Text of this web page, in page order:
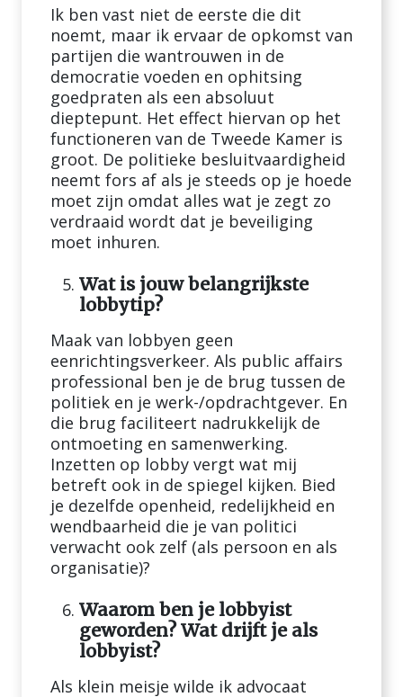
Ik ben vast niet de eerste die dit
noemt, maar ik ervaar de opkomst van
partijen die wantrouwen in de
democratie voeden en ophitsing
goedpraten als een absoluut
dieptepunt. Het effect hiervan op het
functioneren van de Tweede Kamer is
groot. De politieke besluitvaardigheid
neemt fors af als je steeds op je hoede
moet zijn omdat alles wat je zegt zo
verdraaid wordt dat je beveiliging
moet inhuren.
Wat is jouw belangrijkste
lobbytip?
Maak van lobbyen geen
eenrichtingsverkeer. Als public affairs
professional ben je de brug tussen de
politiek en je werk-/opdrachtgever. En
die brug faciliteert nadrukkelijk de
ontmoeting en samenwerking.
Inzetten op lobby vergt wat mij
betreft ook in de spiegel kijken. Bied
je dezelfde openheid, redelijkheid en
wendbaarheid die je van politici
verwacht ook zelf (als persoon en als
organisatie)?
Waarom ben je lobbyist
geworden? Wat drijft je als
lobbyist?
Als klein meisje wilde ik advocaat